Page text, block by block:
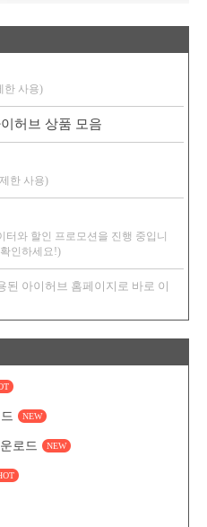
한 사용)
허브 상품 모음
한 사용)
와 할인 프로모션을 진행 중입니
인하세요!)
아이허브 홈페이지로 바로 이
NEW
로드 NEW